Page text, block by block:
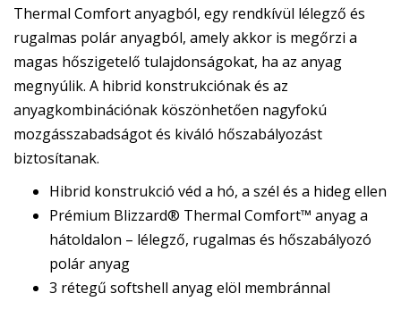
Thermal Comfort anyagból, egy rendkívül lélegző és
rugalmas polár anyagból, amely akkor is megőrzi a
magas hőszigetelő tulajdonságokat, ha az anyag
megnyúlik. A hibrid konstrukciónak és az
anyagkombinációnak köszönhetően nagyfokú
mozgásszabadságot és kiváló hőszabályozást
biztosítanak.
Hibrid konstrukció véd a hó, a szél és a hideg ellen
Prémium Blizzard® Thermal Comfort™ anyag a
hátoldalon – lélegző, rugalmas és hőszabályozó
polár anyag
3 rétegű softshell anyag elöl membránnal